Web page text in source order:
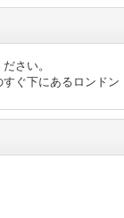
さい。
ぐ下にあるロンド